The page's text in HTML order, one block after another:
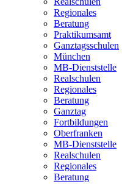
Regionales
Beratung
Praktikumsamt
Ganztagsschulen
München
MB-Dienststelle
Realschulen
Regionales
Beratung
Ganztag
Fortbildungen
Oberfranken
MB-Dienststelle
Realschulen
Regionales
Beratung